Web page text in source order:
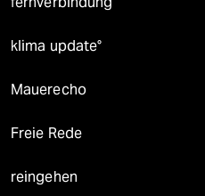
klima update°
Mauerecho
Freie Rede
reingehen